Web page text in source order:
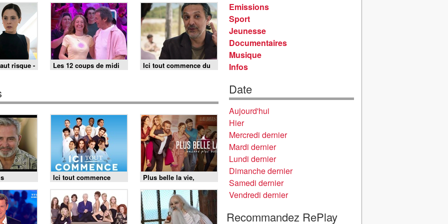
2026
risque - Les 12 coups de midi
du 1 août 2026
Ici tout commence du
5 août 2026 - Episode
Ici tout commence Plus belle la vie,
encore plus belle
Emissions
Sport
Jeunesse
Documentaires
Musique
Infos
Date
Aujourd'hui
Hier
Mercredi dernier
Mardi dernier
Lundi dernier
Dimanche dernier
Samedi dernier
Vendredi dernier
Recommandez RePlay